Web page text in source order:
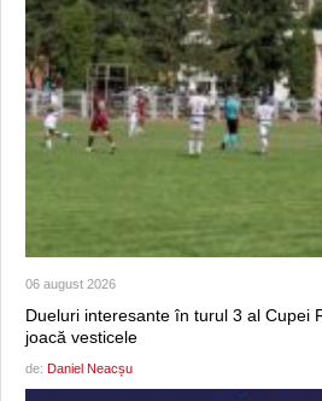
06 august 2026
Dueluri interesante în turul 3 al Cupei
joacă vesticele
de: Daniel Neacșu